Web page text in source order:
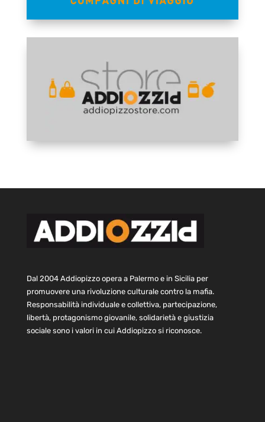
Dal 2004 Addiopizzo opera a Palermo e in Sicilia per
promuovere una rivoluzione culturale contro la mafia.
Responsabilità individuale e collettiva, partecipazione,
libertà, protagonismo giovanile, solidarietà e giustizia
sociale sono i valori in cui Addiopizzo si riconosce.